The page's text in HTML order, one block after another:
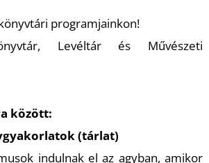
programjainkon!
Levéltár és Művészeti
között:
(tárlat)
indulnak el az agyban, amikor